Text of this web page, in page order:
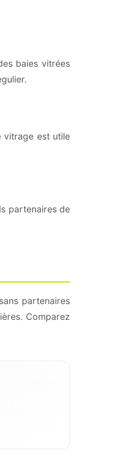
baies vitrées
vitrage est utile
partenaires de
partenaires
Comparez